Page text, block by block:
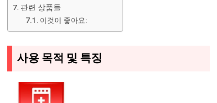
관련 상품들
이것이 좋아요:
사용 목적 및 특징